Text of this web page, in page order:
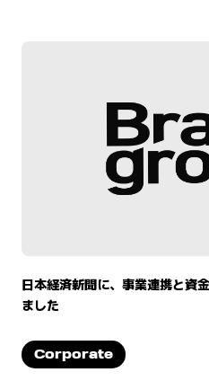
日本経済新聞に、事業連携と資
ました
Corporate